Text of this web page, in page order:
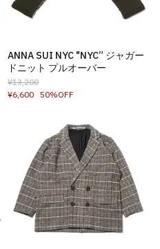
ANNA SUI NYC "NYC” ジャガー
ドニット プルオーバー
¥13,200
¥6,600 50%OFF